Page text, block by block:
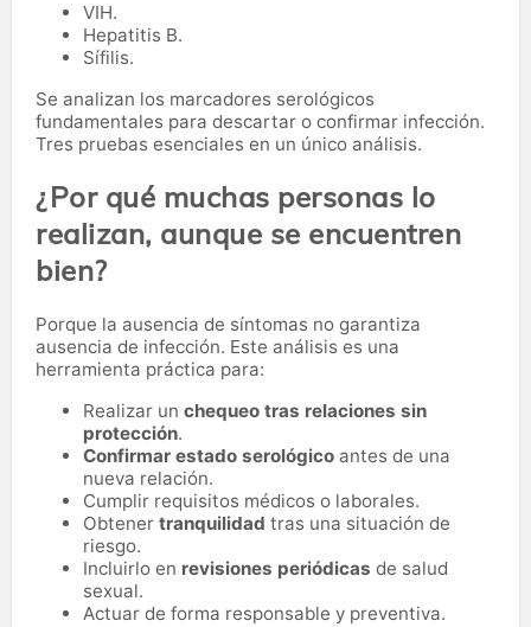
VIH.
Hepatitis B.
Sífilis.
Se analizan los marcadores serológicos
fundamentales para descartar o confirmar infección.
Tres pruebas esenciales en un único análisis.
¿Por qué muchas personas lo
realizan, aunque se encuentren
bien?
Porque la ausencia de síntomas no garantiza
ausencia de infección. Este análisis es una
herramienta práctica para:
Realizar un chequeo tras relaciones sin
protección.
Confirmar estado serológico antes de una
nueva relación.
Cumplir requisitos médicos o laborales.
Obtener tranquilidad tras una situación de
riesgo.
Incluirlo en revisiones periódicas de salud
sexual.
Actuar de forma responsable y preventiva.